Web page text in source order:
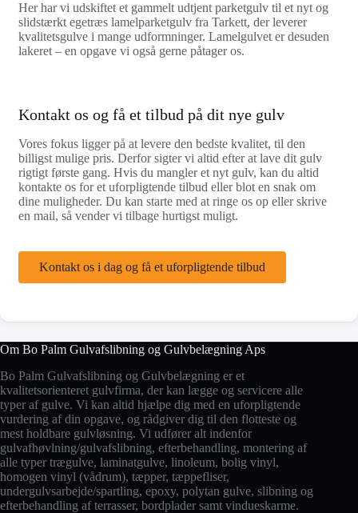
Her har vi udskiftet et gammelt udtjent parketgulv til et nyt og
slidstærkt egetræs lamelparketgulv fra Tarkett, der leverer
kvalitetsgulve i mange udformninger. Lamelgulvet er desuden
lakeret – en opgave vi også gerne påtager os.
Kontakt os og få et tilbud på dit nye gulv
Vores fokus ligger på at levere den bedste kvalitet, til den
billigst mulige pris. Derfor sigter vi altid efter at lave dit gulv
rigtigt første gang. Hvis du mangler et nyt gulv, kan du altid
kontakte os for et uforpligtende tilbud eller blot en snak om
dine muligheder. Du kan starte med at ringe os op eller skrive
en mail, så vender vi tilbage hurtigst muligt.
Kontakt os i dag og få et uforpligtende tilbud
Om Bo Palm Gulvafslibning og Gulvbelægning Aps
Bo Palm Gulvafslibning og Gulvbelægning er et
kvalitetsorienteret gulvfirma, der kan lægge og servicere alle
typer af gulve. Vi kan altid hjælpe dig med en uforpligtende
vurdering af din opgave, og rådgiver dig til den flotteste og
mest holdbare gulvløsning. Vi udfører alt indenfor
gulvafhøvlning/gulvafslibning, efterbehandling, montering af
alle typer trægulve, laminatgulve, linoleum, bolig vinyl,
homogen vinyl (vådrum), tæpper, tæppefliser,
undergulvsarbejde/spartling, epoxy, polytan gulve, slibning og
efterbehandling af terrasser, bordplader samt vindueskarme.